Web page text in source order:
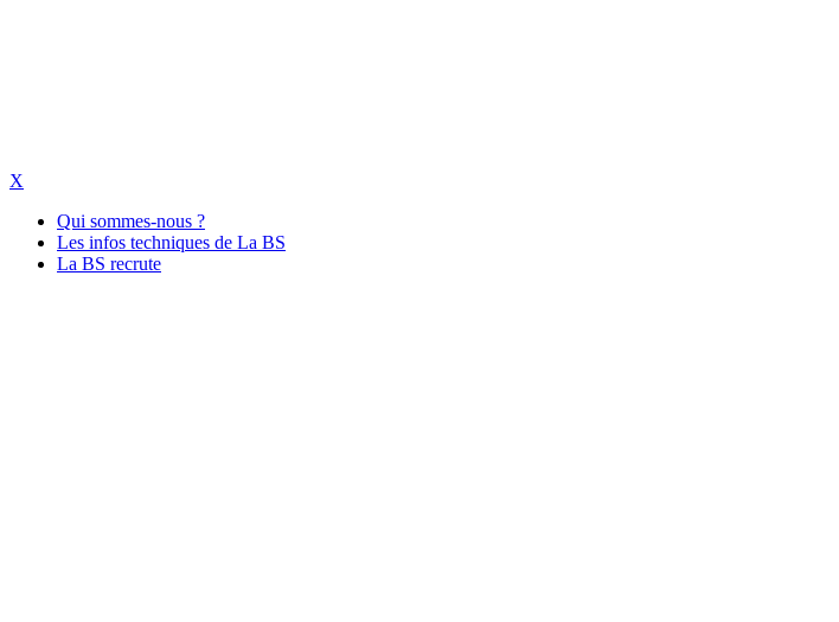
X
Qui sommes-nous ?
Les infos techniques de La BS
La BS recrute